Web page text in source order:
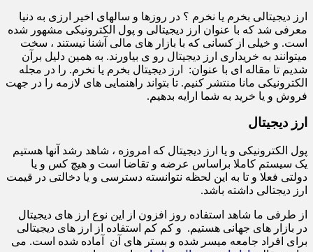
ارز دیجیتالی بخرم یا نخرم ؟ در روزها و سالهای اخیر ارزی به دنیا
معرفی شد که با عنوان ارز دیجیتالی و پول الکترونیکی مشهور شده
است. و خیلی از کسانی که با بازار های مالی آشنا نیستند ، سخت
میتوانند به خریداری ارز دیجیتال رو ی بیاورند. به همین دلیل برآن
شدیم تا مقاله ای با عنوان: ارز دیجیتال بخرم یا نخرم. را در مجله
الکترونیکی مانا منتشر کنیم. تا بتواند راهنمایی های لازمه را در جهت
فروش و یا خرید به شما ارایه بدهیم.
ارز دیجیتال
پول الکترونیکی و یا ارز دیجیتال که امروزه ، شاهد رشد آنها هستیم
یک سیستم کاملا براساس عرضه و تقاضا است و هیچ کس و یا
دولتی فعلا و تا به این لحظه نتوانسته دسترسی و یا دخالتی در قیمت
ارز دیجتالی داشته باشد.
از طرفی ما شاهد استفاده روز افزون از این نوع ارز های دیجیتال
در بازار های جهانی هستیم. و کم کم استفاده از ارز های دیجیتالی
برای افراد جامعه میسر شده و بستر های آن آماده شده است. می